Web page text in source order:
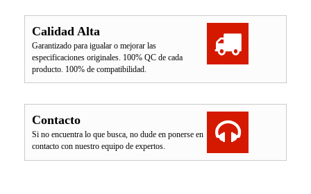
Calidad Alta
Garantizado para igualar o mejorar las
especificaciones originales. 100% QC de cada
producto. 100% de compatibilidad.
Contacto
Si no encuentra lo que busca, no dude en ponerse en
contacto con nuestro equipo de expertos.